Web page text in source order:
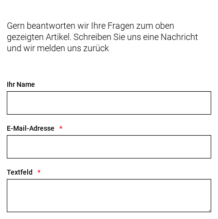
Gern beantworten wir Ihre Fragen zum oben
gezeigten Artikel. Schreiben Sie uns eine Nachricht
und wir melden uns zurück
Ihr Name
E-Mail-Adresse
Textfeld